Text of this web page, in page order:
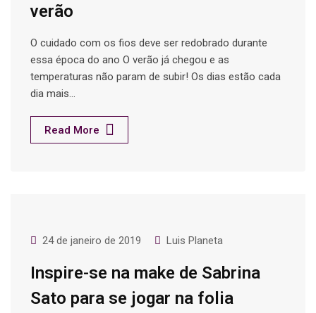
verão
O cuidado com os fios deve ser redobrado durante
essa época do ano O verão já chegou e as
temperaturas não param de subir! Os dias estão cada
dia mais…
Read More
24 de janeiro de 2019 Luis Planeta
Inspire-se na make de Sabrina
Sato para se jogar na folia